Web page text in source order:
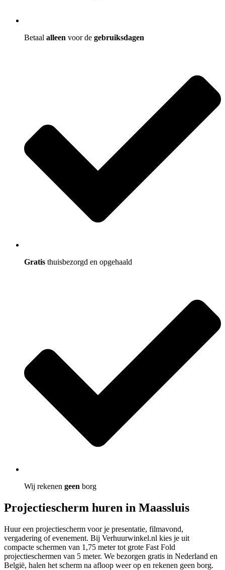
Betaal alleen voor de gebruiksdagen
Gratis thuisbezorgd en opgehaald
Wij rekenen geen borg
Projectiescherm huren in Maassluis
Huur een projectiescherm voor je presentatie, filmavond,
vergadering of evenement. Bij Verhuurwinkel.nl kies je uit
compacte schermen van 1,75 meter tot grote Fast Fold
projectieschermen van 5 meter. We bezorgen gratis in Nederland en
België, halen het scherm na afloop weer op en rekenen geen borg.